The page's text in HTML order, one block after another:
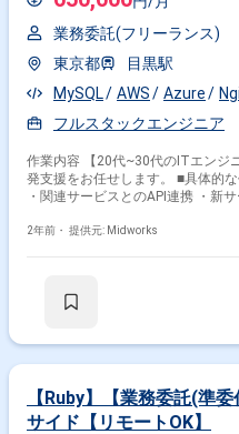
業務委託(フリーランス)
東京都
目黒駅
MySQL
AWS Azure
フルスタックエンジニア
作業内容 【20代~30代のITエンジ
発支援をお任せします。 ■具体的な作業内容 ・毎月の機能のアップデート
・関連サービスとのAPI連携 ・新サー
JavaScript フレームワーク Ruby
2年前・ 提供元: Midworks
【Ruby】【業務委託(準
サイド【リモートOK】